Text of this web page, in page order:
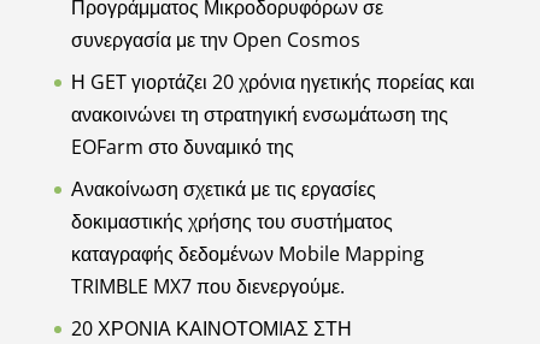
Προγράμματος Μικροδορυφόρων σε
συνεργασία με την Open Cosmos
Η GET γιορτάζει 20 χρόνια ηγετικής πορείας και
ανακοινώνει τη στρατηγική ενσωμάτωση της
EOFarm στο δυναμικό της
Ανακοίνωση σχετικά με τις εργασίες
δοκιμαστικής χρήσης του συστήματος
καταγραφής δεδομένων Mobile Mapping
TRIMBLE MX7 που διενεργούμε.
20 ΧΡOΝΙΑ ΚΑΙΝΟΤΟΜIΑΣ ΣΤΗ